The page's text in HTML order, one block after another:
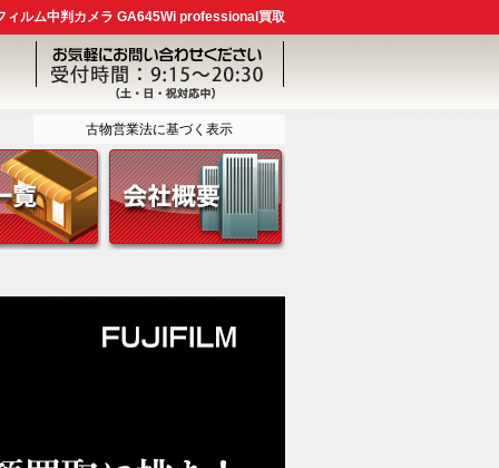
ィルム中判カメラ GA645Wi professional買取
古物営業法に基づく表示